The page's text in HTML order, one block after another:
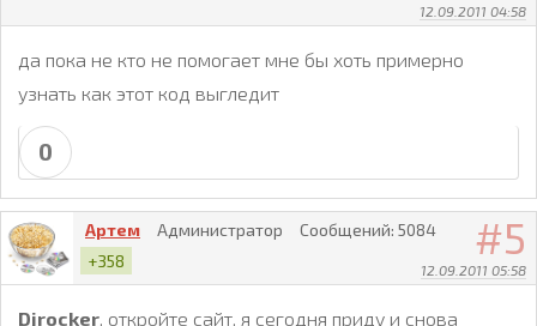
12.09.2011 04:58
да пока не кто не помогает мне бы хоть примерно
узнать как этот код выгледит
0
5
12.09.2011 05:58
Артем Администратор Сообщений: 5084
+358
Djrocker , откройте сайт, я сегодня приду и снова